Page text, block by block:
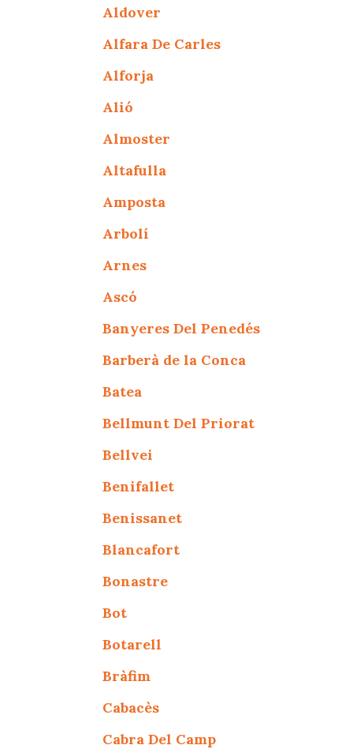
Aldover
Alfara De Carles
Alforja
Alió
Almoster
Altafulla
Amposta
Arbolí
Arnes
Ascó
Banyeres Del Penedés
Barberà de la Conca
Batea
Bellmunt Del Priorat
Bellvei
Benifallet
Benissanet
Blancafort
Bonastre
Bot
Botarell
Bràfim
Cabacès
Cabra Del Camp